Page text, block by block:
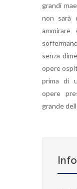
grandi
non sarà
senza
opere
prima di
opere
grande